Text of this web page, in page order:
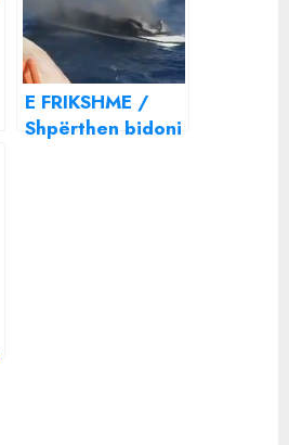
E FRIKSHME /
Shpërthen bidoni